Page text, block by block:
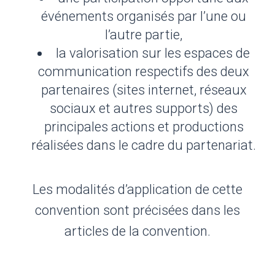
événements organisés par l’une ou
l’autre partie,
la valorisation sur les espaces de
communication respectifs des deux
partenaires (sites internet, réseaux
sociaux et autres supports) des
principales actions et productions
réalisées dans le cadre du partenariat.
Les modalités d’application de cette
convention sont précisées dans les
articles de la convention.